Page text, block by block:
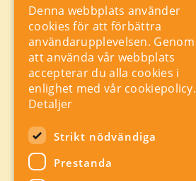
Kontakt
Storgatan 19, Box 5501,
114 85 Stockholm
Orgnr: 556625 – 8389
rad@industriarbetsgivarna.se
Rådgivning:08-762 67 70
Växel:08-762 67 55
Hitta snabbt
A-Ö
Denna webbplats använder
cookies för att förbättra
användarupplevelsen. Genom
att använda vår webbplats
accepterar du alla cookies i
enlighet med vår cookiepolicy.
Detaljer
Strikt nödvändiga
Prestanda